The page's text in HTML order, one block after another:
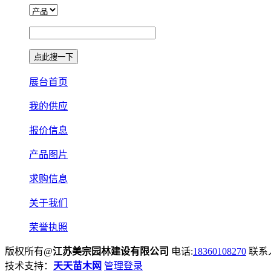
展台首页
我的供应
报价信息
产品图片
求购信息
关于我们
荣誉执照
版权所有@江苏美宗园林建设有限公司 电话:18360108270 联系
技术支持： 天天苗木网 管理登录